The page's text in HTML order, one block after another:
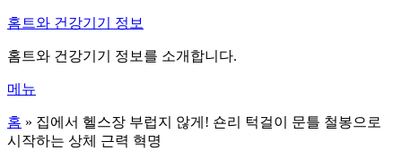
내
으
바
로
가
기
홈트와 건강기기 정보
홈트와 건강기기 정보를 소개합니다.
메뉴
홈 » 집에서 헬스장 부럽지 않게! 숀리 턱걸이 문틀 철봉으로
시작하는 상체 근력 혁명